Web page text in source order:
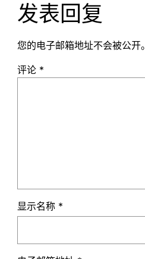
发表回复
您的电子邮箱地址不会被公开。
评论 *
显示名称 *